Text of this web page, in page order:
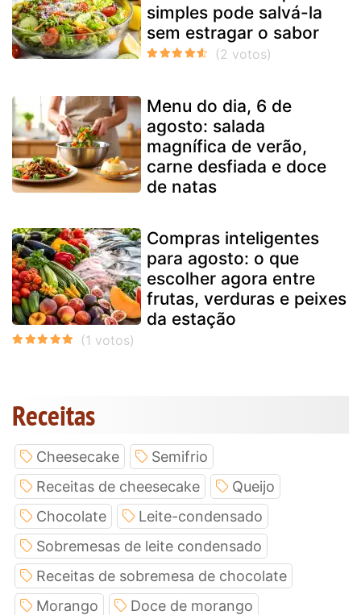
simples pode salvá-la
sem estragar o sabor
Menu do dia, 6 de
agosto: salada
magnífica de verão,
carne desfiada e doce
de natas
Compras inteligentes
para agosto: o que
escolher agora entre
frutas, verduras e peixes
da estação
Receitas
Cheesecake
Semifrio
Receitas de cheesecake
Queijo
Chocolate
Leite-condensado
Sobremesas de leite condensado
Receitas de sobremesa de chocolate
Morango
Doce de morango